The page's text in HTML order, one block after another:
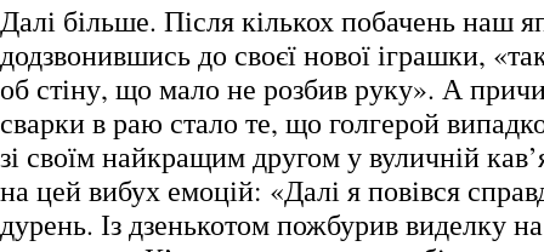
Далі більше. Після кількох побачень наш
додзвонившись до своєї нової іграшки,
об стіну, що мало не розбив руку». А
сварки в раю стало те, що голгерой
зі своїм найкращим другом у вуличній
на цей вибух емоцій: «Далі я повівся
дурень. Із дзенькотом пожбурив виделку